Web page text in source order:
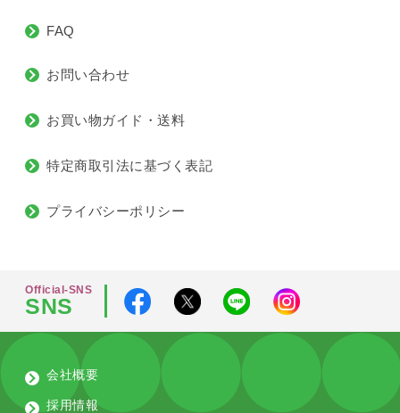
FAQ
お問い合わせ
お買い物ガイド・送料
特定商取引法に基づく表記
プライバシーポリシー
Official-SNS
SNS
会社概要
採用情報